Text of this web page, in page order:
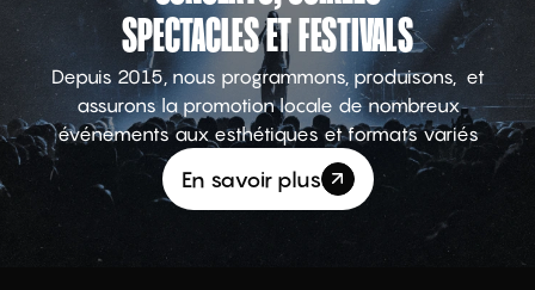
SPECTACLES ET FESTIVALS
Depuis 2015, nous programmons, produisons, et
assurons la promotion locale de nombreux
événements aux esthétiques et formats variés
En savoir plus